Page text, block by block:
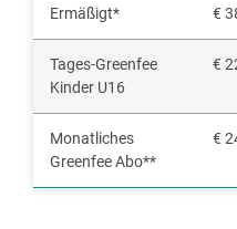
Ermäßigt* €
Tages-Greenfee
Kinder U16
€
Monatliches
Greenfee Abo**
€